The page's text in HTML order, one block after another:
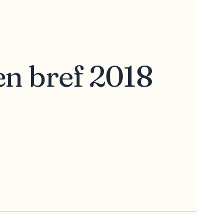
bref 2018